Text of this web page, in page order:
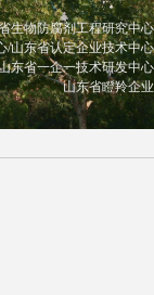
生物防腐剂工程研究中心
/山东省认定企业技术中心
东省一企一技术研发中心
山东省瞪羚企业